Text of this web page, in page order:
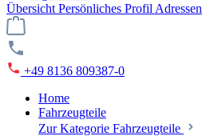
Übersicht Persönliches Profil Adressen
+49 8136 809387-0
Home
Fahrzeugteile
Zur Kategorie Fahrzeugteile